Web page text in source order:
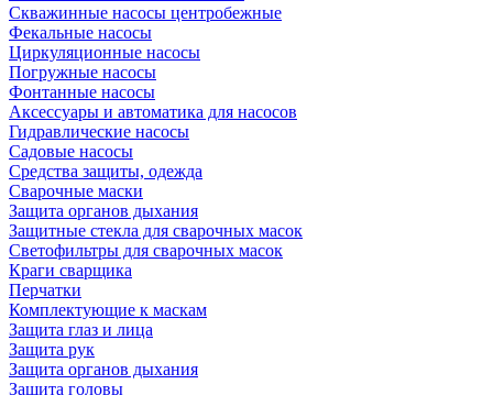
Скважинные насосы центробежные
Фекальные насосы
Циркуляционные насосы
Погружные насосы
Фонтанные насосы
Аксессуары и автоматика для насосов
Гидравлические насосы
Садовые насосы
Средства защиты, одежда
Сварочные маски
Защита органов дыхания
Защитные стекла для сварочных масок
Светофильтры для сварочных масок
Краги сварщика
Перчатки
Комплектующие к маскам
Защита глаз и лица
Защита рук
Защита органов дыхания
Защита головы